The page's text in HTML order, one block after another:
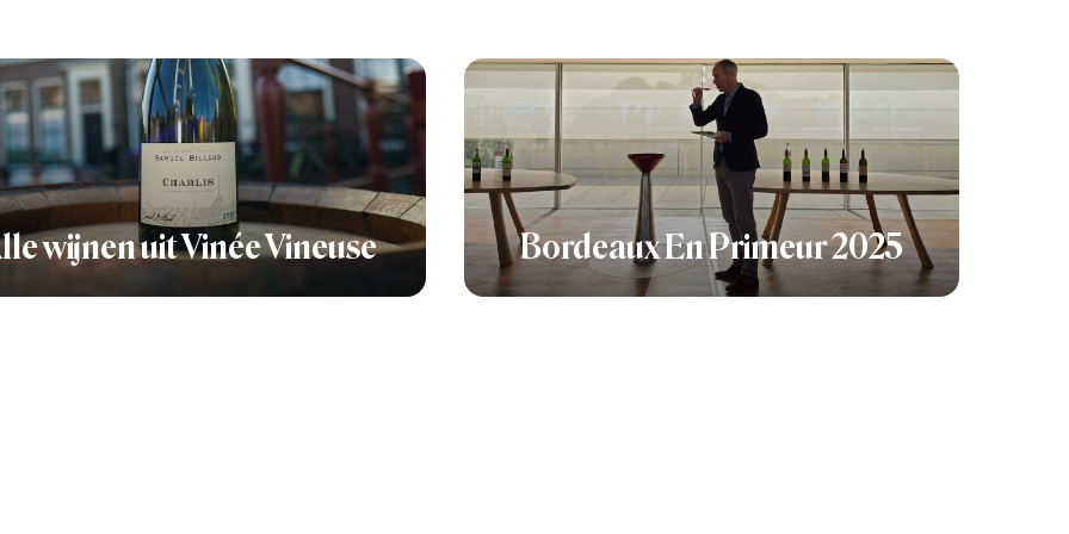
wijnen uit Vinée Vineuse Bordeaux En Primeur 2025